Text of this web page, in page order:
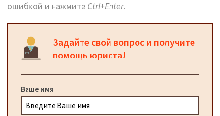
ошибкой и нажмите Ctrl+Enter.
Задайте свой вопрос и получите
помощь юриста!
Ваше имя